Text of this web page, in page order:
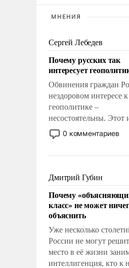
МНЕНИЯ
Сергей Лебедев
Почему русских так
интересует
Обвинения граждан
нездоровом интересе к
геополитике –
несостоятельны. Этот
рационален и
обусловлен
фундаментальным
что мировая политика
свойство заявляться на
нашего дома.
0 комментариев
Дмитрий Губин
Почему
класс» не может
объяснить
Уже несколько
России не могут
место в её жизни
интеллигенция, кто к